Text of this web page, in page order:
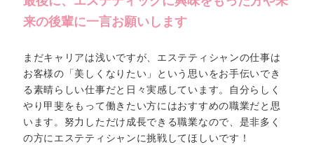
来の後輩に一言お願いします
まだキャリアは浅いですが、エステティシャンの仕事は
お客様の「美しくなりたい」という思いをお手伝いでき
る素晴らしい仕事だと日々実感しています。自分らしく
やり甲斐をもって働きたい方にはおすすめの職業だと思
います。努力しただけ成長できる職業なので、是非多く
の方にエステティシャンに挑戦してほしいです！